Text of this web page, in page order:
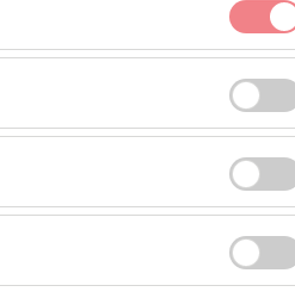
опыта.
09:00